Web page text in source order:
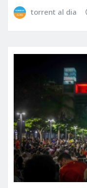
torrent al dia